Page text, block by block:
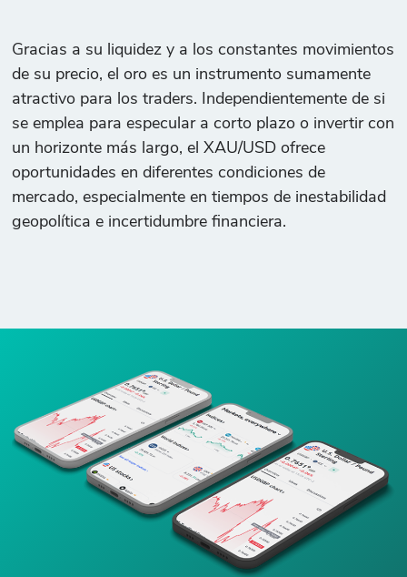
Gracias a su liquidez y a los constantes movimientos
de su precio, el oro es un instrumento sumamente
atractivo para los traders. Independientemente de si
se emplea para especular a corto plazo o invertir con
un horizonte más largo, el XAU/USD ofrece
oportunidades en diferentes condiciones de
mercado, especialmente en tiempos de inestabilidad
geopolítica e incertidumbre financiera.